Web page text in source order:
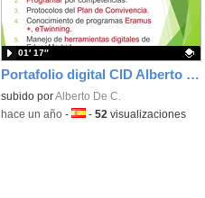
Portafolio digital CID Alberto de Castro
Contenido educativo.
subido porAlberto De C.
01′ 17″
-hace un año- Idioma:
- 52 visualizaciones